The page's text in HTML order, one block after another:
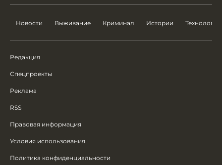
Новости Выживание Криминал Истории Технологии
Редакция
Спецпроекты
Реклама
RSS
Правовая информация
Условия использования
Политика конфиденциальности